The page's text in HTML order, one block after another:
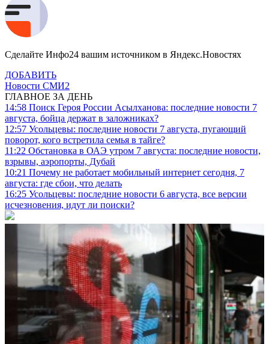
Сделайте Инфо24 вашим источником в Яндекс.Новостях
ДОБАВИТЬ
Новости СМИ2
ГЛАВНОЕ ЗА ДЕНЬ
14:58 Поиск Героя России Асылханова: последние новости 7
августа, бойца держат в заложниках?
12:57 Усольцевы: последние новости 7 августа, пугающий
поворот, кого встретила семья в тайге?
11:22 Обстановка в ОАЭ утром 7 августа: последние новости,
взрывы, аэропорты, Дубай
10:21 Почему не работает мобильный интернет сегодня, 7
августа: где сбои, что делать
16:25 Усольцевы: последние новости 6 августа, все версии
исчезновения, идут ли поиски?